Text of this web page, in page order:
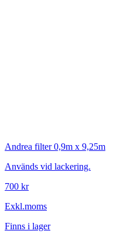
Andrea filter 0,9m x 9,25m
Används vid lackering.
700 kr
Exkl.moms
Finns i lager